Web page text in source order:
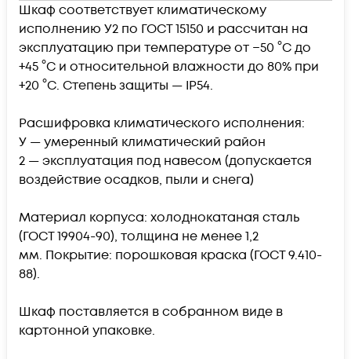
Шкаф соответствует климатическому
исполнению У2 по ГОСТ 15150 и рассчитан на
эксплуатацию при температуре от −50 °C до
+45 °C и относительной влажности до 80% при
+20 °C. Степень защиты — IP54.
Расшифровка климатического исполнения:
У — умеренный климатический район
2 — эксплуатация под навесом (допускается
воздействие осадков, пыли и снега)
Материал корпуса: холоднокатаная сталь
(ГОСТ 19904-90), толщина не менее 1,2
мм. Покрытие: порошковая краска (ГОСТ 9.410-
88).
Шкаф поставляется в собранном виде в
картонной упаковке.